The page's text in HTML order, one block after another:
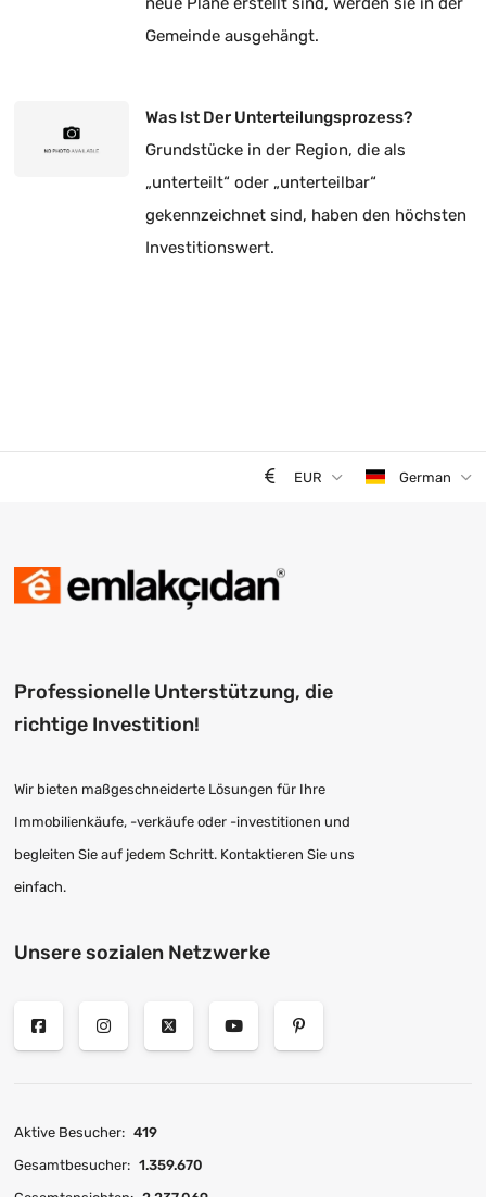
Gemeinde ausgehängt.
Was Ist Der Unterteilungsprozess?
Grundstücke in der Region, die als
„unterteilt“ oder „unterteilbar“
gekennzeichnet sind, haben den höchsten
Investitionswert.
EUR German
Professionelle Unterstützung, die
richtige Investition!
Wir bieten maßgeschneiderte Lösungen für Ihre
Immobilienkäufe, -verkäufe oder -investitionen und
begleiten Sie auf jedem Schritt. Kontaktieren Sie uns
einfach.
Unsere sozialen Netzwerke
Aktive Besucher: 419
Gesamtbesucher: 1.359.670